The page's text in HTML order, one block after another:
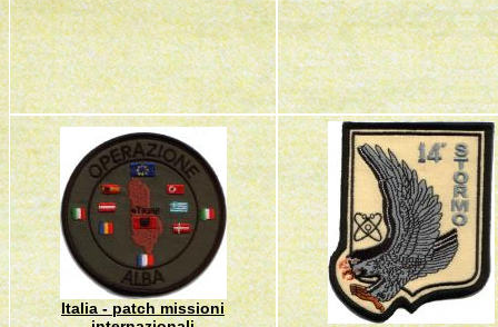
Italia - patch missioni